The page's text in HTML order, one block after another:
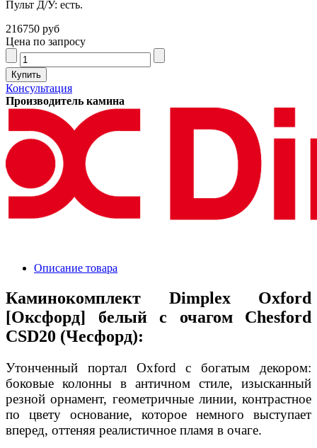
Пульт Д/У: есть.
216750 руб
Цена по запросу
Консультация
Производитель камина
Описание товара
Каминокомплект Dimplex Oxford
[Оксфорд] белый с очагом Chesford
CSD20 (Чесфорд):
Утонченный портал Oxford с богатым декором:
боковые колонны в античном стиле, изысканный
резной орнамент, геометричные линии, контрастное
по цвету основание, которое немного выступает
вперед, оттеняя реалистичное пламя в очаге.